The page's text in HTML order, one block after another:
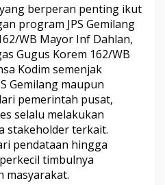
berperan penting ikut
program JPS Gemilang
WB Mayor Inf Dahlan,
Gugus Korem 162/WB
Kodim semenjak
Gemilang maupun
pemerintah pusat,
selalu melakukan
stakeholder terkait.
pendataan hingga
timbulnya
masyarakat.